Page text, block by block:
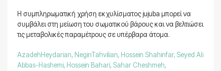
Η συμπληρωματική χρήση εκχυλίσματος jujuba μπορεί να
συμβάλει στη μείωση του σωματικού βάρους και να βελτιώσει
τις μεταβολικές παραμέτρους σε υπέρβαρα άτομα.
AzadehHeydarian, NeginTahvilian, Hossein Shahinfar, Seyed Ali
Abbas-Hashemi, Hossein Bahari, Sahar Cheshmeh,